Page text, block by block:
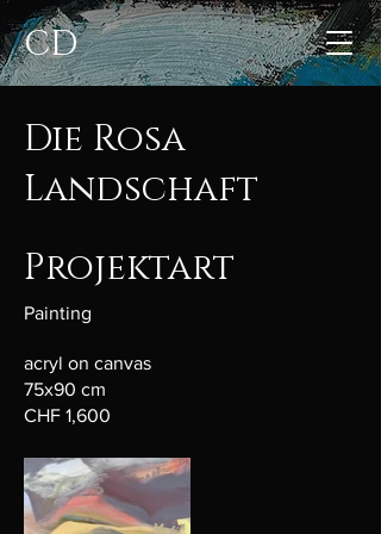
CD
Die Rosa
Landschaft
Projektart
Painting
acryl on canvas
75x90 cm
CHF 1,600